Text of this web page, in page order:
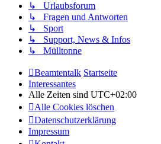
↳ Urlaubsforum
↳ Fragen und Antworten
↳ Sport
↳ Support, News & Infos
↳ Mülltonne
Beamtentalk Startseite
Interessantes
Alle Zeiten sind UTC+02:00
Alle Cookies löschen
Datenschutzerklärung
Impressum